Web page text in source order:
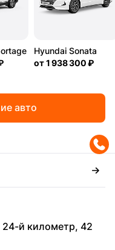
Hyundai Sonata
от1 938 300 ₽
авто
й километр, 42